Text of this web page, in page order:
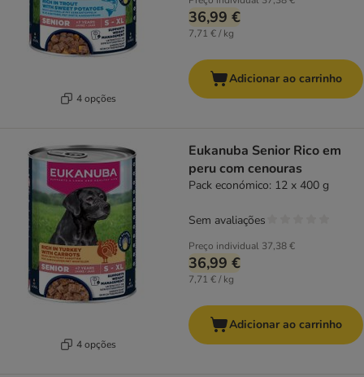
4 opções
36,99 €
7,71 € / kg
Adicionar ao carrinho
4 opções
Eukanuba Senior Rico em
peru com cenouras
Pack económico: 12 x 400 g
Preço individual 37,38 €
36,99 €
7,71 € / kg
Sem avaliações
Adicionar ao carrinho